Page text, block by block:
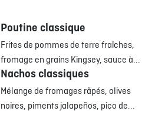
Poutine classique
Frites de pommes de terre fraîches,
fromage en grains Kingsey, sauce à...
Nachos classiques
Mélange de fromages râpés, olives
noires, piments jalapeños, pico de...